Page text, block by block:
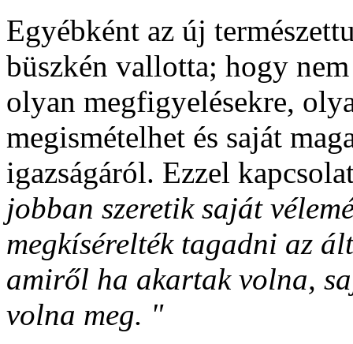
Egyébként az új
büszkén vallotta; hogy
olyan megfigyelésekre,
megismételhet és saját
igazságáról. Ezzel
jobban szeretik saját
megkísérelték tagadni az
amiről ha akartak volna,
volna meg. "